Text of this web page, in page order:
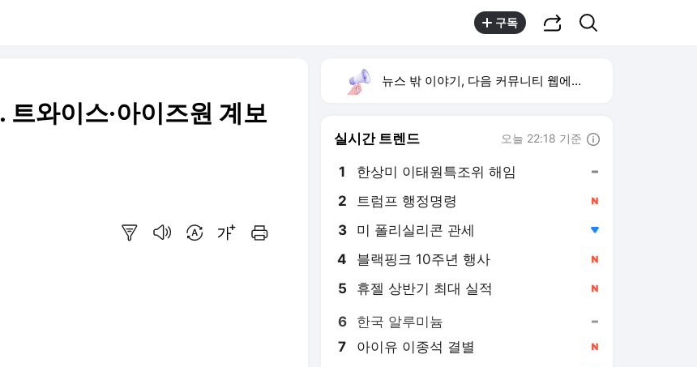
구독
와이스·아이즈원 계보
뉴스 밖 이야기, 다음 커뮤니티 웹에서 보기
실시간 트렌드 오늘 22:18 기준
1 한상미 이태원특조위 해임
2 트럼프 행정명령
3 미 폴리실리콘 관세
4 블랙핑크 10주년 행사
5 휴젤 상반기 최대 실적
6 한국 알루미늄
7 아이유 이종석 결별